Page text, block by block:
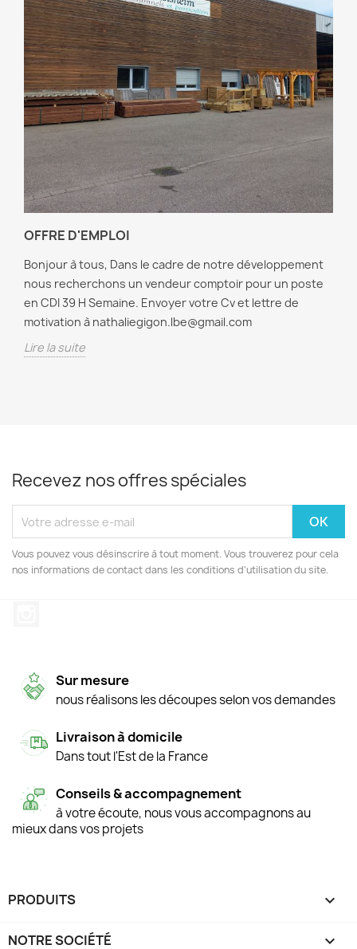
OFFRE D'EMPLOI
Bonjour à tous, Dans le cadre de notre développement
nous recherchons un vendeur comptoir pour un poste
en CDI 39 H Semaine. Envoyer votre Cv et lettre de
motivation à nathaliegigon.lbe@gmail.com
Lire la suite
Recevez nos offres spéciales
Vous pouvez vous désinscrire à tout moment. Vous trouverez pour cela
nos informations de contact dans les conditions d'utilisation du site.
Sur mesure
nous réalisons les découpes selon vos demandes
Livraison à domicile
Dans tout l'Est de la France
Conseils & accompagnement
à votre écoute, nous vous accompagnons au
mieux dans vos projets
PRODUITS 
NOTRE SOCIÉTÉ 